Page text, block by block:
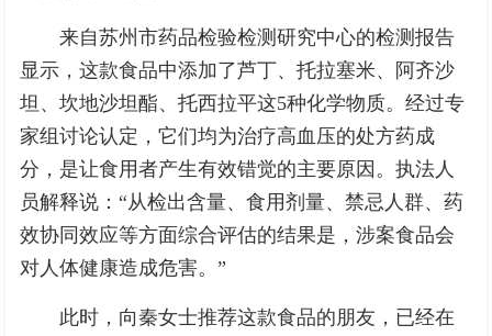
来自苏州市药品检验检测研究中心的检测报告
显示，这款食品中添加了芦丁、托拉塞米、阿齐沙
坦、坎地沙坦酯、托西拉平这5种化学物质。经过专
家组讨论认定，它们均为治疗高血压的处方药成
分，是让食用者产生有效错觉的主要原因。执法人
员解释说：“从检出含量、食用剂量、禁忌人群、药
效协同效应等方面综合评估的结果是，涉案食品会
对人体健康造成危害。”
此时，向秦女士推荐这款食品的朋友，已经在